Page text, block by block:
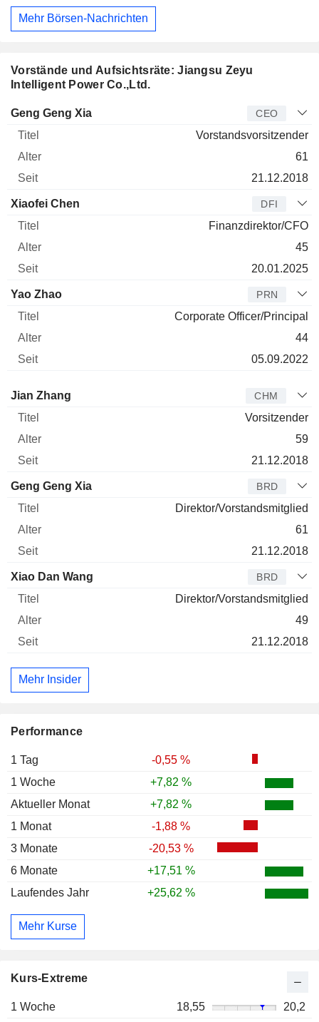
Mehr Börsen-Nachrichten
Performance
1 Tag
-0,55 %
1 Woche
+7,82 %
Aktueller Monat
+7,82 %
1 Monat
-1,88 %
3 Monate
-20,53 %
6 Monate
+17,51 %
Laufendes Jahr
+25,62 %
Mehr Kurse
Kurs-Extreme
1 Woche 18,55
20,2
Vorstände und Aufsichtsräte: Jiangsu Zeyu
Intelligent Power Co.,Ltd.
Manager Titel Alter
Geng Geng Xia CEO
Vorstandsvorsitzender
61
21.12.2018
Xiaofei Chen DFI
Finanzdirektor/CFO
45
20.01.2025
Yao Zhao PRN
Corporate Officer/Principal
44
05.09.2022
Verwaltungsratsmitglied
Jian Zhang CHM
Vorsitzender
59
21.12.2018
Geng Geng Xia BRD
Direktor/Vorstandsmitglied
61
21.12.2018
Xiao Dan Wang BRD
Direktor/Vorstandsmitglied
49
21.12.2018
Mehr Insider